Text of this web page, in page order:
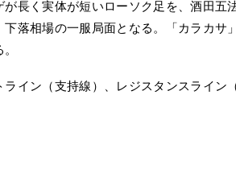
長く実体が短いローソク足を、酒田五
落相場の一服局面となる。「カラカサ
イン（支持線）、レジスタンスライン